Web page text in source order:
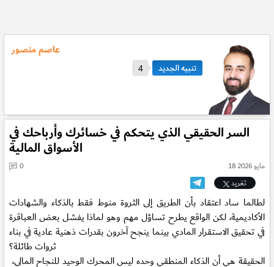
عاصم منصور
4
السر الحقيقي الذي يتحكم في خسائرك وأرباحك في
الأسواق المالية
18 مايو 2026
0
تغريد
لطالما ساد اعتقاد بأن الطريق إلى الثروة منوط فقط بالذكاء والشهادات
الأكاديمية، لكن الواقع يطرح تساؤل مهم وهو لماذا يفشل بعض العباقرة
في تحقيق الاستقرار المادي بينما ينجح آخرون بقدرات ذهنية عادية في بناء
ثروات طائلة؟